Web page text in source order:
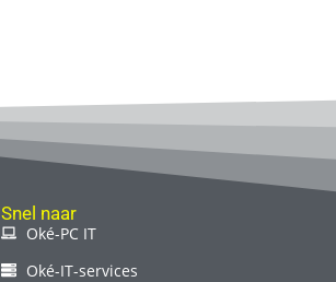
Snel naar
Oké-PC IT
Oké-IT-services